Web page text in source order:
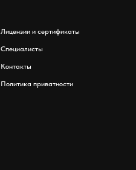
Лицензии и сертификаты
Специалисты
Контакты
Политика приватности